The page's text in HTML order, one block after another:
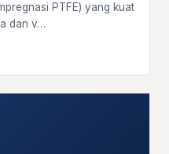
PTFE) yang kuat
dan v…